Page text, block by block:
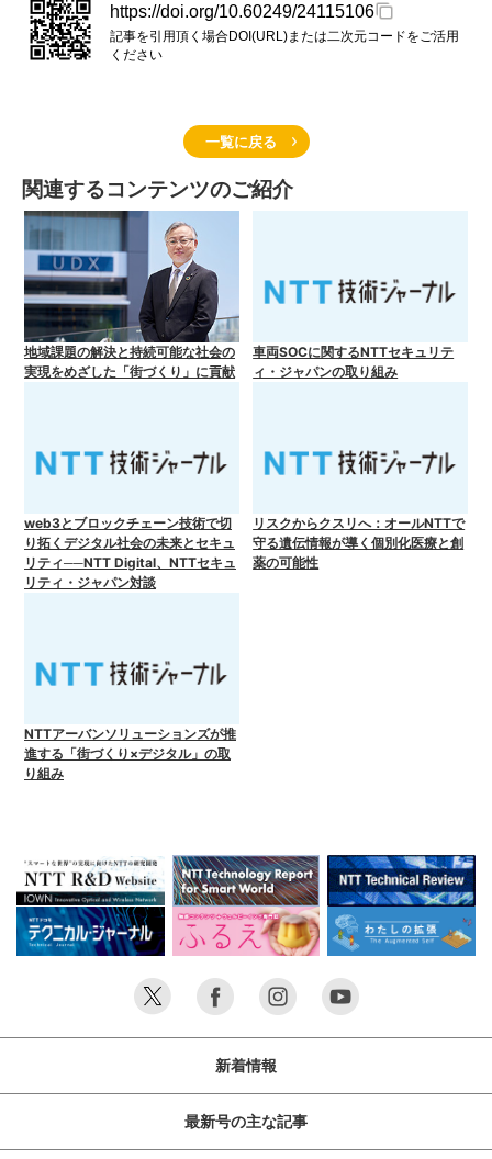
https://doi.org/10.60249/24115106
記事を引用頂く場合DOI(URL)または二次元コードをご活用
ください
一覧に戻る
関連するコンテンツのご紹介
地域課題の解決と持続可能な社会の
実現をめざした「街づくり」に貢献
車両SOCに関するNTTセキュリテ
ィ・ジャパンの取り組み
web3とブロックチェーン技術で切
り拓くデジタル社会の未来とセキュ
リティ──NTT Digital、NTTセキュ
リティ・ジャパン対談
リスクからクスリへ：オールNTTで
守る遺伝情報が導く個別化医療と創
薬の可能性
NTTアーバンソリューションズが推
進する「街づくり×デジタル」の取
り組み
新着情報
最新号の主な記事